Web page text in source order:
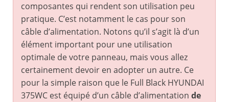
composantes qui rendent son utilisation peu
pratique. C’est notamment le cas pour son
câble d’alimentation. Notons qu’il s’agit là d’un
élément important pour une utilisation
optimale de votre panneau, mais vous allez
certainement devoir en adopter un autre. Ce
pour la simple raison que le Full Black HYUNDAI
375WC est équipé d’un câble d’alimentation de